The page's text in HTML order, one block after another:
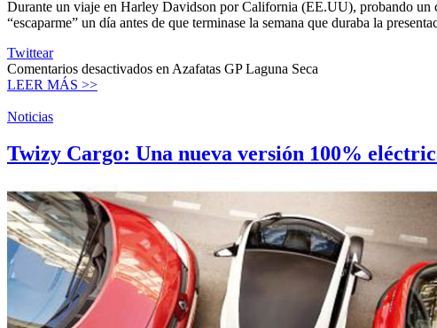
Durante un viaje en Harley Davidson por California (EE.UU), probando un
“escaparme” un día antes de que terminase la semana que duraba la
Twittear
Comentarios desactivados en Azafatas GP Laguna Seca
LEER MÁS >>
Noticias
Twizy Cargo: Una nueva versión 100%